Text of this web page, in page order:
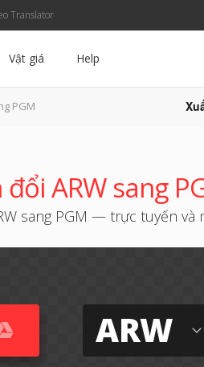
Translator
Vật giá Help
PGM
ARW sang
sang PGM — trực tuyến và
ARW